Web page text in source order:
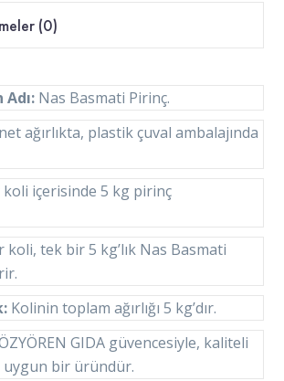
(0)
Nas Basmati Pirinç.
ağırlıkta, plastik çuval ambalajında
içerisinde 5 kg pirinç
koli, tek bir 5 kg’lık Nas Basmati
Kolinin toplam ağırlığı 5 kg’dır.
GIDA güvencesiyle, kaliteli
bir üründür.